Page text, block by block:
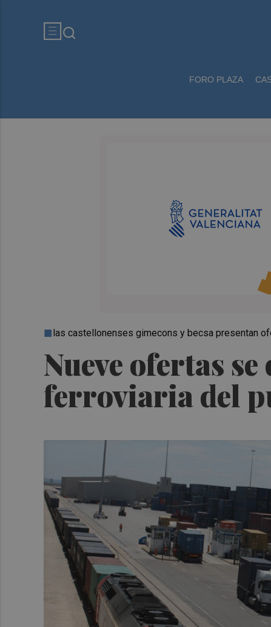
FORO PLAZA
Nueve ofertas
ferroviaria del
las castellonenses gimecons y becsa presentan